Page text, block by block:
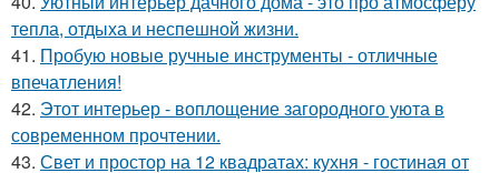
тепла, отдыха и неспешной жизни.
41. Пробую новые ручные инструменты - отличные
впечатления!
42. Этот интерьер - воплощение загородного уюта в
современном прочтении.
43. Свет и простор на 12 квадратах: кухня - гостиная от